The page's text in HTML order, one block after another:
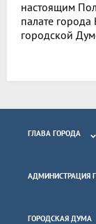
настоящим
палате
городской
ГЛАВА ГОРОДА
АДМИНИСТРАЦИЯ
ГОРОДСКАЯ ДУМА